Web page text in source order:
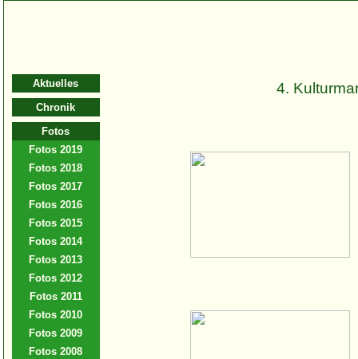
Aktuelles
Chronik
Fotos
Fotos 2019
Fotos 2018
Fotos 2017
Fotos 2016
Fotos 2015
Fotos 2014
Fotos 2013
Fotos 2012
Fotos 2011
Fotos 2010
Fotos 2009
Fotos 2008
4.